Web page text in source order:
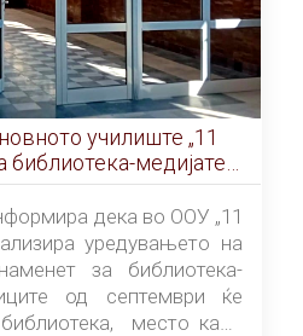
училиште „11
медијатека
дека во ООУ „11
уредувањето на
за библиотека-
од септември ќе
место каде